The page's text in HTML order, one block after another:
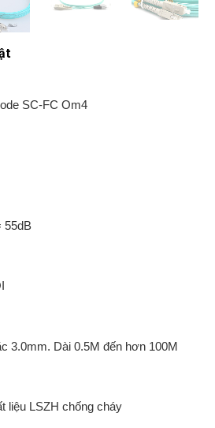
SC-FC Om4
55dB
3.0mm. Dài 0.5M đến hơn 100M
liệu LSZH chống cháy